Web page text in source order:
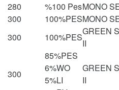
280 %100 PesMONO
300 100%PESMONO
300 100%PES
GREEN
II
300
85%PES
6%WO
5%LI
GREEN
II